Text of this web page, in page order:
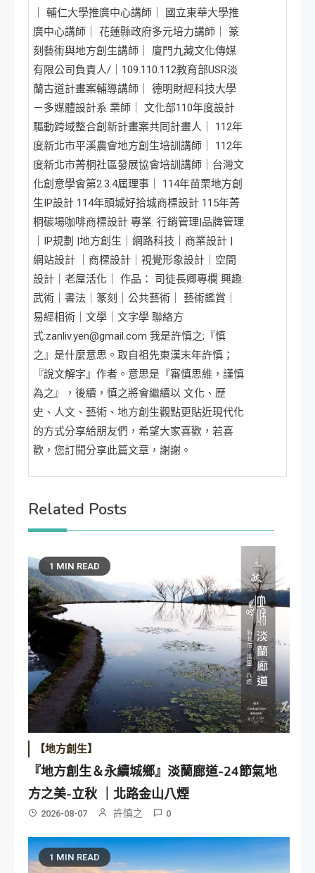
｜ 輔仁大學推廣中心講師｜ 國立東華大學推
廣中心講師｜ 花蓮縣政府多元培力講師｜ 篆
刻藝術與地方創生講師｜ 廈門九藏文化傳媒
有限公司負責人/｜109.110.112教育部USR淡
蘭古道計畫案輔導講師｜ 德明財經科技大學
－多媒體設計系 業師｜ 文化部110年度設計
驅動跨域整合創新計畫案共同計畫人｜ 112年
度新北市平溪農會地方創生培訓講師｜ 112年
度新北市菁桐社區發展協會培訓講師｜台灣文
化創意學會第2.3.4屆理事｜ 114年苗栗地方創
生IP設計 114年頭城好拾城商標設計 115年菁
桐碳場咖啡商標設計 專業: 行銷管理|品牌管理
｜IP規劃 |地方創生｜網路科技｜商業設計 |
網站設計 ｜商標設計｜視覺形象設計｜空間
設計｜老屋活化｜ 作品： 司徒長卿專欄 興趣:
武術｜書法｜篆刻｜公共藝術｜ 藝術鑑賞｜
易經相術｜文學｜文字學 聯絡方
式:zanliv.yen@gmail.com 我是許慎之;『慎
之』是什麼意思。取自祖先東漢末年許慎；
『說文解字』作者。意思是『審慎思維，謹慎
為之』，後續，慎之將會繼續以 文化、歷
史、人文、藝術、地方創生觀點更貼近現代化
的方式分享給朋友們，希望大家喜歡，若喜
歡，您訂閱分享此篇文章，謝謝。
Related Posts
1 MIN READ
【地方創生】
『地方創生＆永續城鄉』淡蘭廊道-24節氣地
方之美-立秋 ｜北路金山八煙
2026-08-07 許慎之 0
1 MIN READ